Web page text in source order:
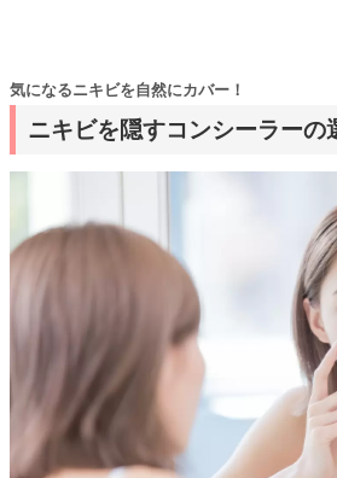
ニキビを隠すコンシーラーの
気になるニキビを自然にカバー！